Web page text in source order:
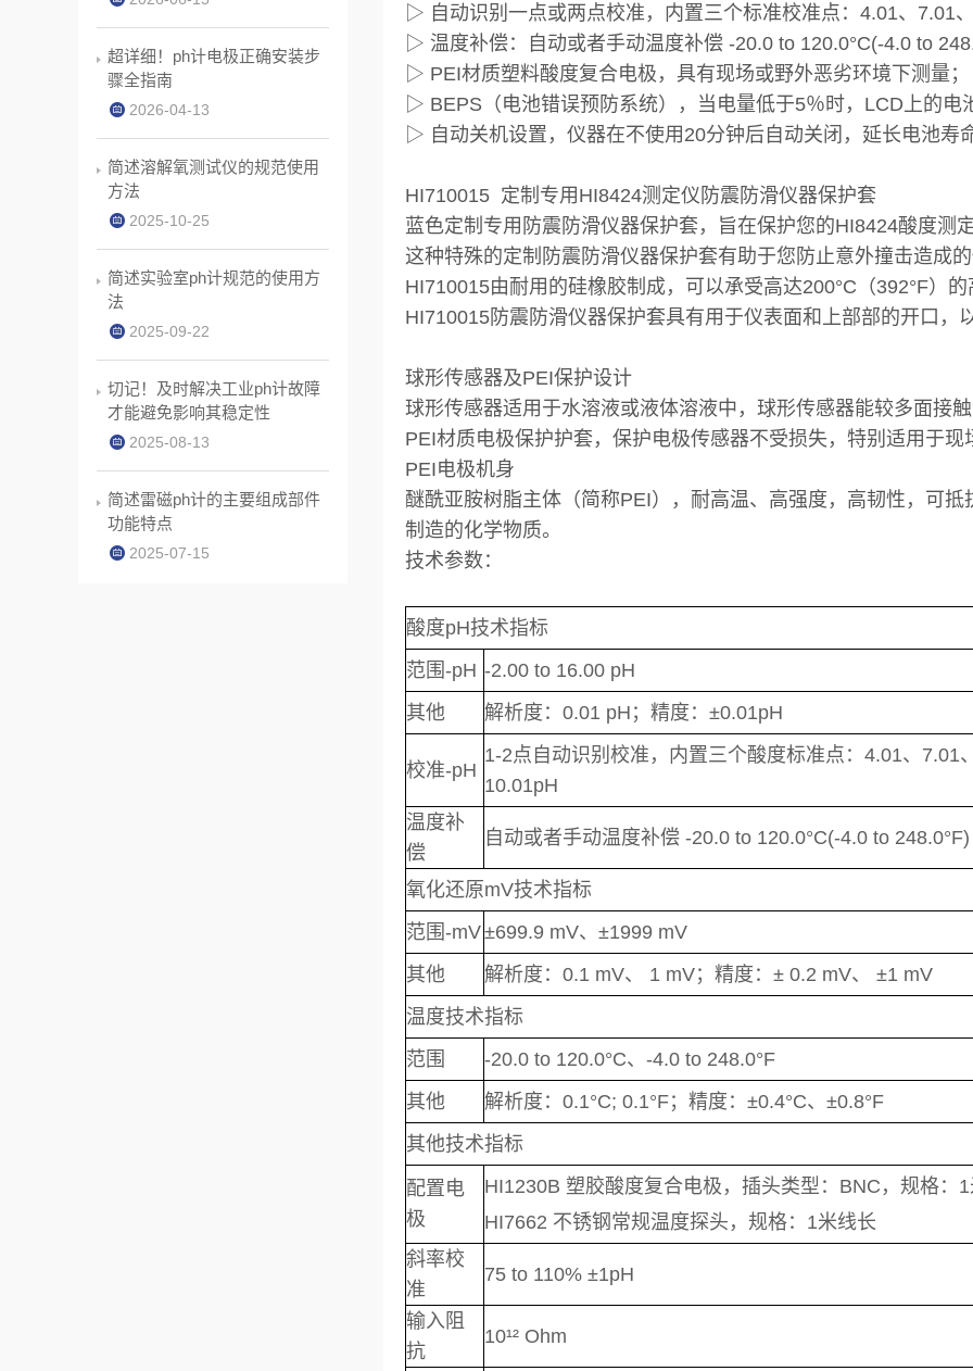
▷ 自动识别一点或两点校准，内置三个标准校准点：4.01、7.01
▷ 温度补偿：自动或者手动温度补偿 -20.0 to 120.0°C(-4.0 to
▷ PEI材质塑料酸度复合电极，具有现场或野外恶劣环境下测量；
▷ BEPS（电池错误预防系统），当电量低于5％时，LCD上的电
▷ 自动关机设置，仪器在不使用20分钟后自动关闭，延长电池寿
HI710015 定制专用HI8424测定仪防震防滑仪器保护套
蓝色定制专用防震防滑仪器保护套，旨在保护您的HI8424酸度测
这种特殊的定制防震防滑仪器保护套有助于您防止意外撞击造成
HI710015由耐用的硅橡胶制成，可以承受高达200°C（392°F）
HI710015防震防滑仪器保护套具有用于仪表面和上部部的开口，
球形传感器及PEI保护设计
球形传感器适用于水溶液或液体溶液中，球形传感器能较多面接
PEI材质电极保护护套，保护电极传感器不受损失，特别适用于
PEI电极机身
醚酰亚胺树脂主体（简称PEI），耐高温、高强度，高韧性，可
制造的化学物质。
技术参数：
酸度pH技术指标
范围-pH -2.00 to 16.00 pH
其他
解析度：0.01 pH；精度：±0.01pH
校准-pH
1-2点自动识别校准，内置三个酸度标准点：4.01、7.01
10.01pH
温度补
偿
自动或者手动温度补偿 -20.0 to 120.0°C(-4.0 to 248.0°F)
氧化还原mV技术指标
范围-mV±699.9 mV、±1999 mV
其他
解析度：0.1 mV、 1 mV；精度：± 0.2 mV、 ±1 mV
温度技术指标
范围
-20.0 to 120.0°C、-4.0 to 248.0°F
其他
解析度：0.1°C; 0.1°F；精度：±0.4°C、±0.8°F
其他技术指标
配置电
极
HI1230B 塑胶酸度复合电极，插头类型：BNC，规格：
HI7662 不锈钢常规温度探头，规格：1米线长
斜率校
准
75 to 110% ±1pH
输入阻
抗
10¹² Ohm
超详细！ph计电极正确安装步
骤全指南
2026-04-13
简述溶解氧测试仪的规范使用
方法
2025-10-25
简述实验室ph计规范的使用方
法
2025-09-22
切记！及时解决工业ph计故障
才能避免影响其稳定性
2025-08-13
简述雷磁ph计的主要组成部件
功能特点
2025-07-15